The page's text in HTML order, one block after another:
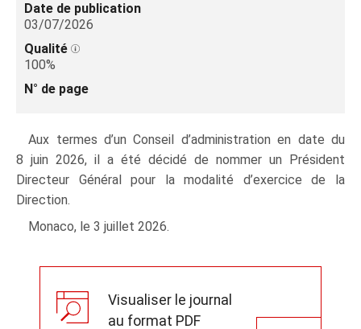
Date de publication
03/07/2026
Qualité
100%
N° de page
Aux termes d’un Conseil d’administration en date du
8 juin 2026, il a été décidé de nommer un Président
Directeur Général pour la modalité d’exercice de la
Direction.
Monaco, le 3 juillet 2026.
Visualiser le journal
au format PDF